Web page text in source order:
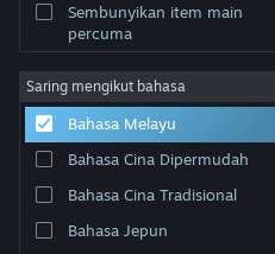
Tentang
Sokongan
Ubah bahasa
Dapatkan Steam Mobile App
Sembunyikan item main
percuma
Saring mengikut bahasa
Bahasa Melayu
Bahasa Cina Dipermudah
Bahasa Cina Tradisional
Bahasa Jepun
Pembangun: xjliu
Susun mengikut Perkaitan
0 hasil sepadan dengan carian anda.
berdasarkan pilihan anda.